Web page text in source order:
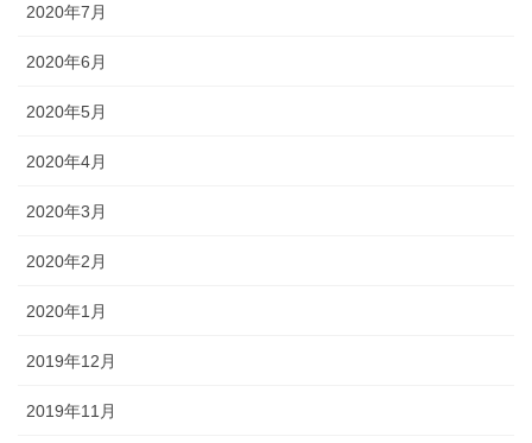
2020年7月
2020年6月
2020年5月
2020年4月
2020年3月
2020年2月
2020年1月
2019年12月
2019年11月